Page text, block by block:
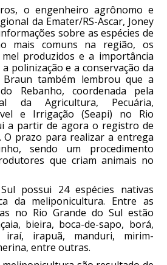
o engenheiro agrônomo e
da Emater/RS-Ascar, Joney
sobre as espécies de
mais comuns na região, os
produzidos e a importância
polinização e a conservação da
Braun também lembrou que a
Rebanho, coordenada pela
da Agricultura, Pecuária,
e Irrigação (Seapi) no Rio
a partir de agora o registro de
O prazo para realizar a entrega
sendo um procedimento
que criam animais no
possui 24 espécies nativas
da meliponicultura. Entre as
no Rio Grande do Sul estão
bieira, boca-de-sapo, borá,
iraí, irapuã, manduri, mirim-
entre outras.